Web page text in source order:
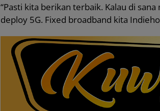
“Pasti kita berikan terbaik. Kalau di
deploy 5G. Fixed broadband kita